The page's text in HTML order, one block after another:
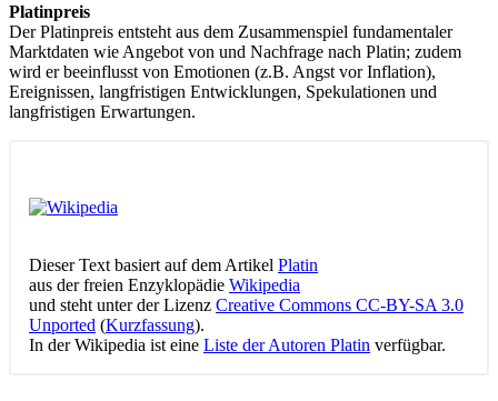
Platinpreis
Der Platinpreis entsteht aus dem Zusammenspiel fundamentaler
Marktdaten wie Angebot von und Nachfrage nach Platin; zudem
wird er beeinflusst von Emotionen (z.B. Angst vor Inflation),
Ereignissen, langfristigen Entwicklungen, Spekulationen und
langfristigen Erwartungen.
Dieser Text basiert auf dem Artikel Platin
aus der freien Enzyklopädie Wikipedia
und steht unter der Lizenz Creative Commons CC-BY-SA 3.0
Unported (Kurzfassung).
In der Wikipedia ist eine Liste der Autoren Platin verfügbar.